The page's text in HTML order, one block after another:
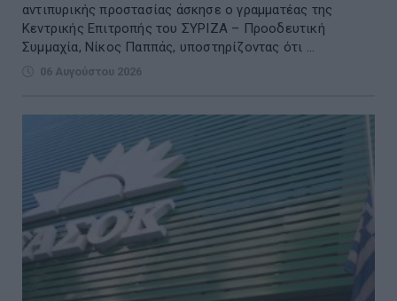
αντιπυρικής προστασίας άσκησε ο γραμματέας της
Κεντρικής Επιτροπής του ΣΥΡΙΖΑ – Προοδευτική
Συμμαχία, Νίκος Παππάς, υποστηρίζοντας ότι ...
06 Αυγούστου 2026